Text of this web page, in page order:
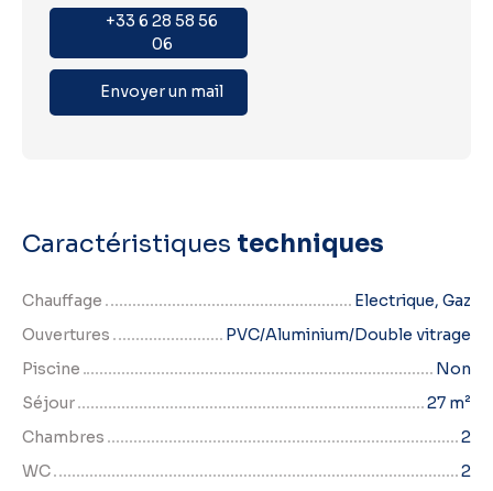
+33 6 28 58 56
06
Envoyer un mail
Caractéristiques techniques
Chauffage
Electrique, Gaz
Ouvertures
PVC/Aluminium/Double vitrage
Piscine
Non
Séjour
27 m²
Chambres
2
WC
2